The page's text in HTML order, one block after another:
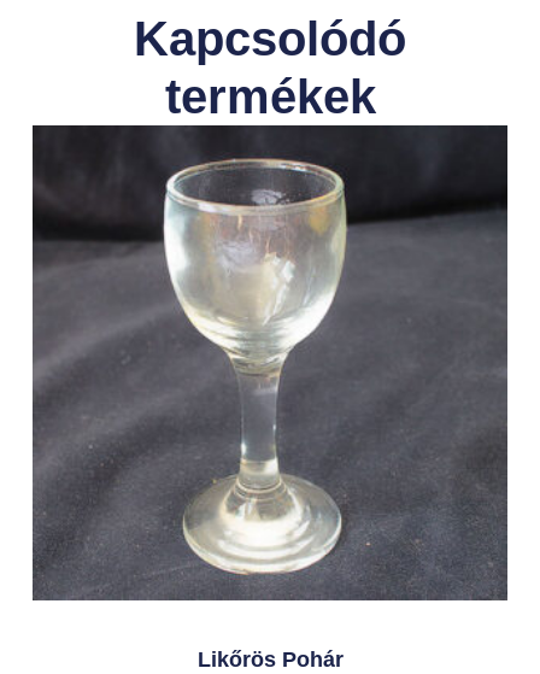
Kapcsolódó
termékek
Likőrös Pohár